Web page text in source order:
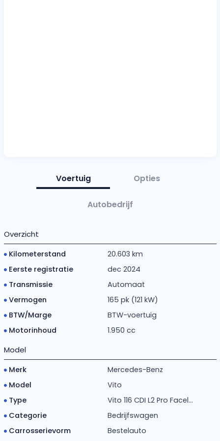
Voertuig Opties
Autobedrijf
Overzicht
Kilometerstand
20.603 km
Eerste registratie
dec 2024
Transmissie
Automaat
Vermogen
165 pk (121 kW)
BTW/Marge
BTW-voertuig
Motorinhoud
1.950 cc
Model
Merk
Mercedes-Benz
Model
Vito
Type
Vito 116 CDI L2 Pro Facel...
Categorie
Bedrijfswagen
Carrosserievorm
Bestelauto